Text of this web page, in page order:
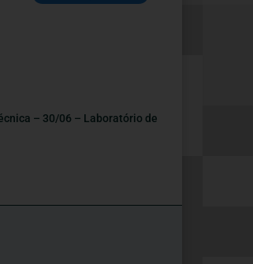
– 30/06 – Laboratório de